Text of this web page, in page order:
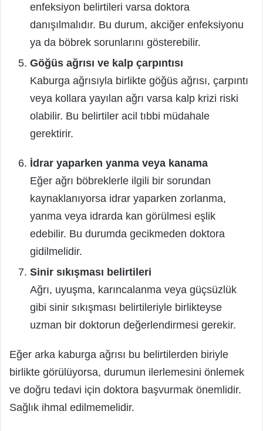
enfeksiyon belirtileri varsa doktora
danışılmalıdır. Bu durum, akciğer enfeksiyonu
ya da böbrek sorunlarını gösterebilir.
Göğüs ağrısı ve kalp çarpıntısı
Kaburga ağrısıyla birlikte göğüs ağrısı, çarpıntı
veya kollara yayılan ağrı varsa kalp krizi riski
olabilir. Bu belirtiler acil tıbbi müdahale
gerektirir.
İdrar yaparken yanma veya kanama
Eğer ağrı böbreklerle ilgili bir sorundan
kaynaklanıyorsa idrar yaparken zorlanma,
yanma veya idrarda kan görülmesi eşlik
edebilir. Bu durumda gecikmeden doktora
gidilmelidir.
Sinir sıkışması belirtileri
Ağrı, uyuşma, karıncalanma veya güçsüzlük
gibi sinir sıkışması belirtileriyle birlikteyse
uzman bir doktorun değerlendirmesi gerekir.
Eğer arka kaburga ağrısı bu belirtilerden biriyle
birlikte görülüyorsa, durumun ilerlemesini önlemek
ve doğru tedavi için doktora başvurmak önemlidir.
Sağlık ihmal edilmemelidir.